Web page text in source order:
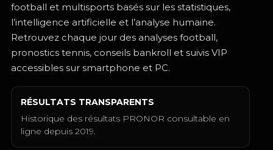
football et multisports basés sur les statistiques,
l’intelligence artificielle et l’analyse humaine.
Retrouvez chaque jour des analyses football,
pronostics tennis, conseils bankroll et suivis VIP
accessibles sur smartphone et PC.
RÉSULTATS TRANSPARENTS
Historique des résultats PRONOR consultable en
ligne depuis 2019.